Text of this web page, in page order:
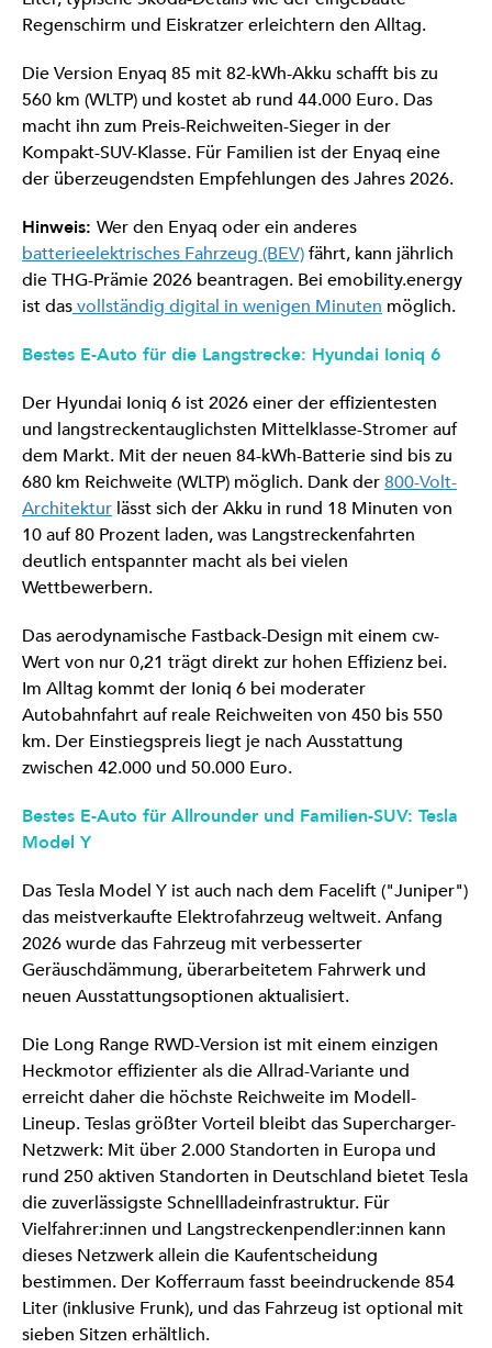
Regenschirm und Eiskratzer erleichtern den Alltag.
Die Version Enyaq 85 mit 82-kWh-Akku schafft bis zu
560 km (WLTP) und kostet ab rund 44.000 Euro. Das
macht ihn zum Preis-Reichweiten-Sieger in der
Kompakt-SUV-Klasse. Für Familien ist der Enyaq eine
der überzeugendsten Empfehlungen des Jahres 2026.
Hinweis: Wer den Enyaq oder ein anderes
batterieelektrisches Fahrzeug (BEV)fährt, kann jährlich
die THG-Prämie 2026 beantragen. Bei emobility.energy
ist dasvollständig digital in wenigen Minuten möglich.
Bestes E-Auto für die Langstrecke: Hyundai Ioniq 6
Der Hyundai Ioniq 6 ist 2026 einer der effizientesten
und langstreckentauglichsten Mittelklasse-Stromer auf
dem Markt. Mit der neuen 84-kWh-Batterie sind bis zu
680 km Reichweite (WLTP) möglich. Dank der800-Volt-
Architektur lässt sich der Akku in rund 18 Minuten von
10 auf 80 Prozent laden, was Langstreckenfahrten
deutlich entspannter macht als bei vielen
Wettbewerbern.
Das aerodynamische Fastback-Design mit einem cw-
Wert von nur 0,21 trägt direkt zur hohen Effizienz bei.
Im Alltag kommt der Ioniq 6 bei moderater
Autobahnfahrt auf reale Reichweiten von 450 bis 550
km. Der Einstiegspreis liegt je nach Ausstattung
zwischen 42.000 und 50.000 Euro.
Bestes E-Auto für Allrounder und Familien-SUV: Tesla
Model Y
Das Tesla Model Y ist auch nach dem Facelift ("Juniper")
das meistverkaufte Elektrofahrzeug weltweit. Anfang
2026 wurde das Fahrzeug mit verbesserter
Geräuschdämmung, überarbeitetem Fahrwerk und
neuen Ausstattungsoptionen aktualisiert.
Die Long Range RWD-Version ist mit einem einzigen
Heckmotor effizienter als die Allrad-Variante und
erreicht daher die höchste Reichweite im Modell-
Lineup. Teslas größter Vorteil bleibt das Supercharger-
Netzwerk: Mit über 2.000 Standorten in Europa und
rund 250 aktiven Standorten in Deutschland bietet Tesla
die zuverlässigste Schnellladeinfrastruktur. Für
Vielfahrer:innen und Langstreckenpendler:innen kann
dieses Netzwerk allein die Kaufentscheidung
bestimmen. Der Kofferraum fasst beeindruckende 854
Liter (inklusive Frunk), und das Fahrzeug ist optional mit
sieben Sitzen erhältlich.